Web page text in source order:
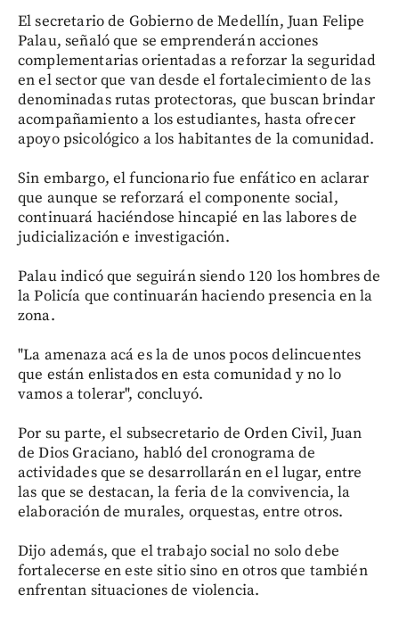
El secretario de Gobierno de Medellín, Juan Felipe
Palau, señaló que se emprenderán acciones
complementarias orientadas a reforzar la seguridad
en el sector que van desde el fortalecimiento de las
denominadas rutas protectoras, que buscan brindar
acompañamiento a los estudiantes, hasta ofrecer
apoyo psicológico a los habitantes de la comunidad.
Sin embargo, el funcionario fue enfático en aclarar
que aunque se reforzará el componente social,
continuará haciéndose hincapié en las labores de
judicialización e investigación.
Palau indicó que seguirán siendo 120 los hombres de
la Policía que continuarán haciendo presencia en la
zona.
"La amenaza acá es la de unos pocos delincuentes
que están enlistados en esta comunidad y no lo
vamos a tolerar", concluyó.
Por su parte, el subsecretario de Orden Civil, Juan
de Dios Graciano, habló del cronograma de
actividades que se desarrollarán en el lugar, entre
las que se destacan, la feria de la convivencia, la
elaboración de murales, orquestas, entre otros.
Dijo además, que el trabajo social no solo debe
fortalecerse en este sitio sino en otros que también
enfrentan situaciones de violencia.